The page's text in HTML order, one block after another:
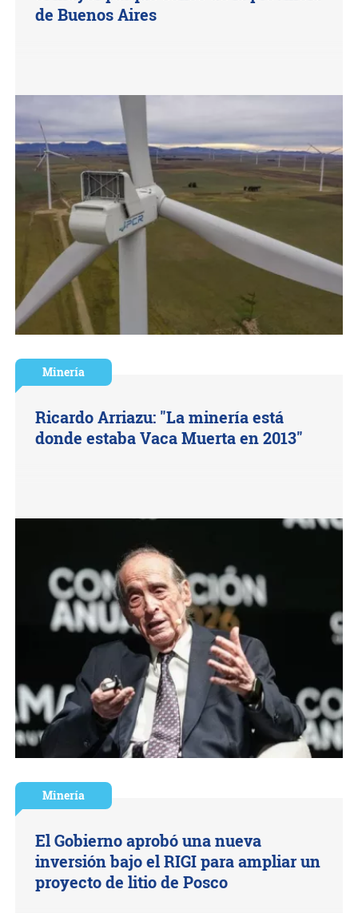
de Buenos Aires
Minería
Ricardo Arriazu: "La minería está
donde estaba Vaca Muerta en 2013"
Minería
El Gobierno aprobó una nueva
inversión bajo el RIGI para ampliar un
proyecto de litio de Posco